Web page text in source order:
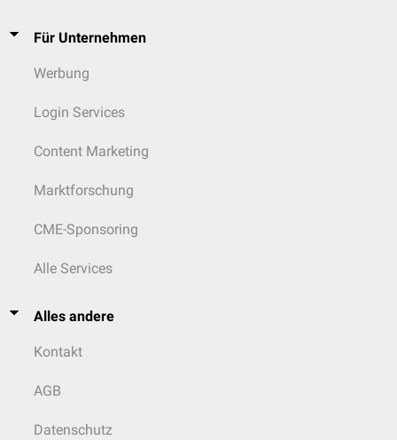
Für Unternehmen
Werbung
Login Services
Content Marketing
Marktforschung
CME-Sponsoring
Alle Services
Alles andere
Kontakt
AGB
Datenschutz